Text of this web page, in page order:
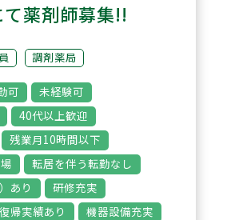
3
い方からでもキャリア
境】
浅い方も応募可能。現
を積みながら、リクル
修など＋αの業務チャ
能性もございます。
薬剤師募集!!
調剤薬局
可
未経験可
40代以上歓迎
残業月10時間以下
転居を伴う転勤なし
あり
研修充実
帰実績あり
機器設備充実